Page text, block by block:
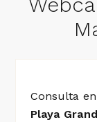
BRAVAConsulta
Playa